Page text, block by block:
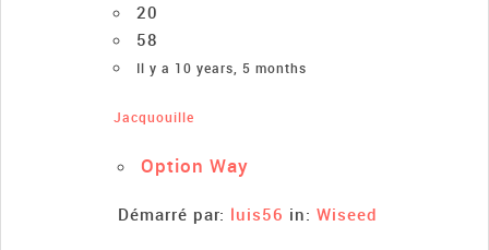
20
58
Il y a 10 years, 5 months
Jacquouille
Option Way
Démarré par: luis56 in: Wiseed